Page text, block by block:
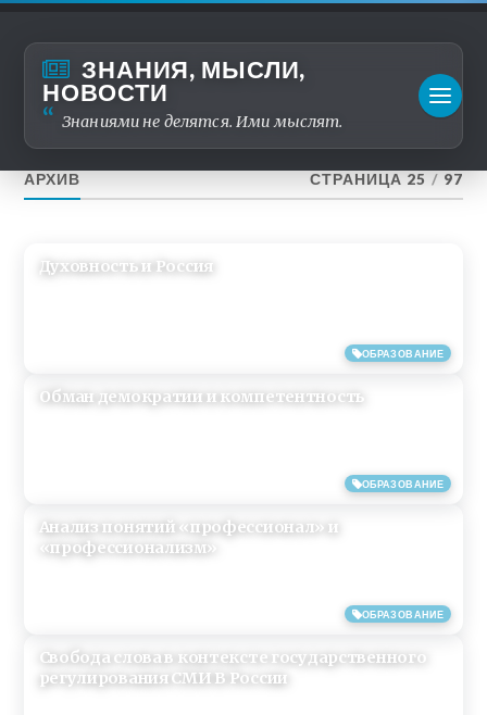
ЗНАНИЯ, МЫСЛИ,
НОВОСТИ
Знаниями не делятся. Ими мыслят.
АРХИВ СТРАНИЦА 25 / 97
ОБРАЗОВАНИЕ
Духовность и Россия
ОБРАЗОВАНИЕ
Обман демократии и компетентность
ОБРАЗОВАНИЕ
Анализ понятий «профессионал» и
«профессионализм»
Свобода слова в контексте государственного
регулирования СМИ В России